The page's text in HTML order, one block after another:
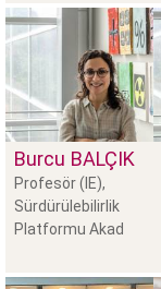
Burcu BALÇIK
Profesör (IE),
Sürdürülebilirlik
Platformu Akad